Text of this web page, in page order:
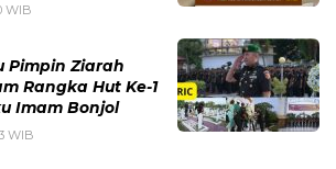
WIB
Pimpin Ziarah
Rangka Hut Ke-1
Imam Bonjol
WIB